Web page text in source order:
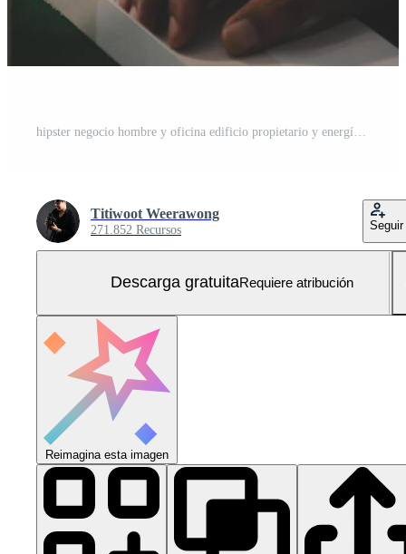
Titiwoot Weerawong
271.852 Recursos Seguir
Descarga gratuitaRequiere atribución
Reimagina esta imagen